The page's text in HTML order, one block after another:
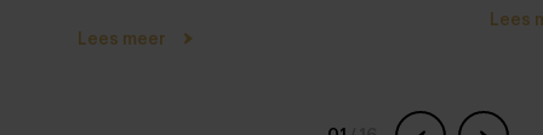
Lees meer
Lees